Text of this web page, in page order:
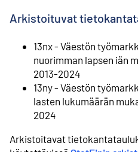
Arkistoituvat
13nx - Väestön
nuorimman lapsen iän
2013-2024
13ny - Väestön
lasten lukumäärän
2024
Arkistoitavat